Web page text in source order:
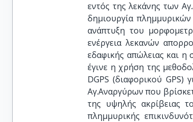
εντός της λεκάνης των
δημιουργία
ανάπτυξη του
ενέργεια λεκανών
εδαφικής απώλειας και
έγινε η χρήση της
DGPS (διαφορικού
Αγ.Αναργύρων που
της υψηλής ακρίβειας
πλημμυρικής